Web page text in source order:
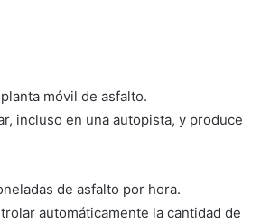
móvil de asfalto.
incluso en una autopista, y produce
de asfalto por hora.
automáticamente la cantidad de